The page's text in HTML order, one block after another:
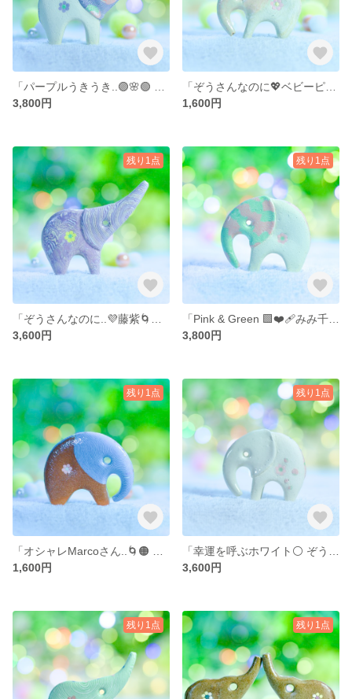
3,800円
1,600円
残り1点
3,600円
残り1点
3,800円
残り1点
1,600円
残り1点
3,600円
残り1点 残り1点